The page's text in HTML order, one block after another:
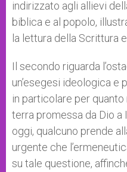
indirizzato agli allievi
biblica e al popolo,
la lettura della Scrittura
Il secondo riguarda
un’esegesi ideologica e
in particolare per
terra promessa da Dio a
oggi, qualcuno prende
urgente che
su tale questione,